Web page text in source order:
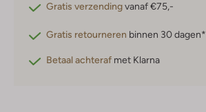
Gratis verzendingvanaf €75,-
Gratis retourneren binnen 30 dagen*
Betaal achteraf met Klarna